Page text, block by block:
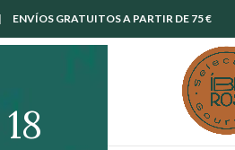
ENVÍOS GRATUITOS A PARTIR DE 75 €